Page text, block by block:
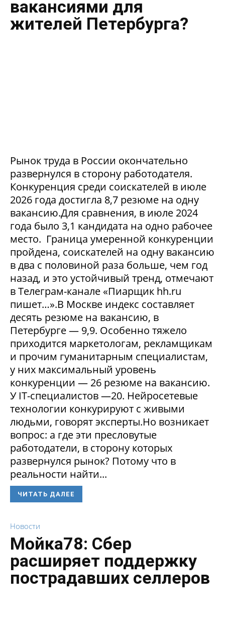
вакансиями для
жителей Петербурга?
Рынок труда в России окончательно
развернулся в сторону работодателя.
Конкуренция среди соискателей в июле
2026 года достигла 8,7 резюме на одну
вакансию.Для сравнения, в июле 2024
года было 3,1 кандидата на одно рабочее
место. Граница умеренной конкуренции
пройдена, соискателей на одну вакансию
в два с половиной раза больше, чем год
назад, и это устойчивый тренд, отмечают
в Телеграм-канале «Пиарщик hh.ru
пишет…».В Москве индекс составляет
десять резюме на вакансию, в
Петербурге — 9,9. Особенно тяжело
приходится маркетологам, рекламщикам
и прочим гуманитарным специалистам,
у них максимальный уровень
конкуренции — 26 резюме на вакансию.
У IT-специалистов —20. Нейросетевые
технологии конкурируют с живыми
людьми, говорят эксперты.Но возникает
вопрос: а где эти пресловутые
работодатели, в сторону которых
развернулся рынок? Потому что в
реальности найти...
ЧИТАТЬ ДАЛЕЕ
Новости
Мойка78: Сбер
расширяет поддержку
пострадавших селлеров